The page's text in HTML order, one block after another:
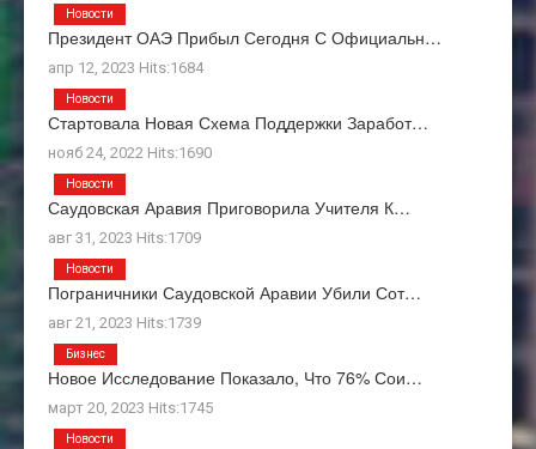
Президент ОАЭ Прибыл Сегодня С Официальн…
апр 12, 2023 Hits:1684
Новости
Стартовала Новая Схема Поддержки Заработ…
нояб 24, 2022 Hits:1690
Новости
Саудовская Аравия Приговорила Учителя К…
авг 31, 2023 Hits:1709
Новости
Пограничники Саудовской Аравии Убили Сот…
авг 21, 2023 Hits:1739
Новости
Новое Исследование Показало, Что 76% Сои…
март 20, 2023 Hits:1745
Бизнес
Новости